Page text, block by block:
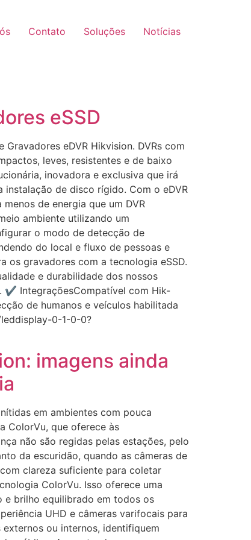
Contato Soluções Notícias
eSSD
eDVR Hikvision. DVRs com
leves, resistentes e de baixo
inovadora e exclusiva que irá
de disco rígido. Com o eDVR
de energia que um DVR
ambiente utilizando um
o modo de detecção de
do local e fluxo de pessoas e
os gravadores com a tecnologia eSSD.
e durabilidade dos nossos
✔ IntegraçõesCompatível com Hik-
de humanos e veículos habilitada
0-1-0-0?
imagens ainda
em ambientes com pouca
ColorVu, que oferece às
não são regidas pelas estações, pelo
da escuridão, quando as câmeras de
clareza suficiente para coletar
ColorVu. Isso oferece uma
e brilho equilibrado em todos os
UHD e câmeras varifocais para
ou internos, identifiquem